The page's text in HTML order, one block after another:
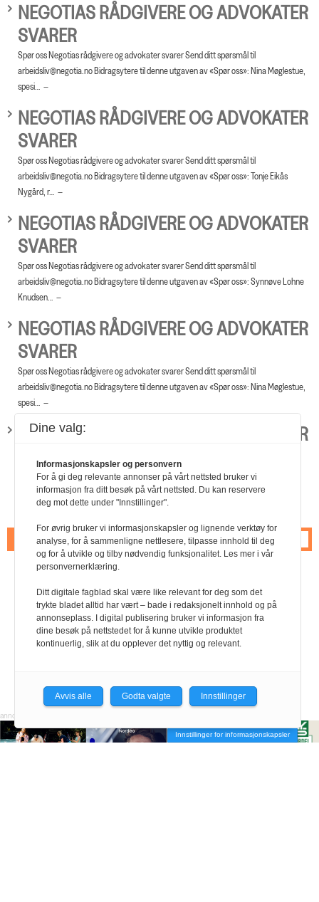
NEGOTIAS RÅDGIVERE OG ADVOKATER
SVARER
Spør oss Negotias rådgivere og advokater svarer Send ditt spørsmål til
arbeidsliv@negotia.no Bidragsytere til denne utgaven av «Spør oss»: Nina Møglestue,
spesi…
NEGOTIAS RÅDGIVERE OG ADVOKATER
SVARER
Spør oss Negotias rådgivere og advokater svarer Send ditt spørsmål til
arbeidsliv@negotia.no Bidragsytere til denne utgaven av «Spør oss»: Tonje Eikås
Nygård, r…
NEGOTIAS RÅDGIVERE OG ADVOKATER
SVARER
Spør oss Negotias rådgivere og advokater svarer Send ditt spørsmål til
arbeidsliv@negotia.no Bidragsytere til denne utgaven av «Spør oss»: Synnøve Lohne
Knudsen…
NEGOTIAS RÅDGIVERE OG ADVOKATER
SVARER
Spør oss Negotias rådgivere og advokater svarer Send ditt spørsmål til
arbeidsliv@negotia.no Bidragsytere til denne utgaven av «Spør oss»: Nina Møglestue,
spesi…
NEGOTIAS RÅDGIVERE OG ADVOKATER
SVARER
Spør oss Negotias rådgivere og advokater svarer Send ditt spørsmål til
arbeidsliv@negotia.no Bidragsytere til denne utgaven av «Spør oss»: Bjørg Anne
Rynning, a…
1 2 3 Neste
Innstillinger for informasjonskapsler
Dine valg:
Informasjonskapsler og personvern
For å gi deg relevante annonser på vårt nettsted bruker vi
informasjon fra ditt besøk på vårt nettsted. Du kan reservere
deg mot dette under "Innstillinger".
For øvrig bruker vi informasjonskapsler og lignende verktøy for
analyse, for å sammenligne nettlesere, tilpasse innhold til deg
og for å utvikle og tilby nødvendig funksjonalitet. Les mer i vår
personvernerklæring.
Ditt digitale fagblad skal være like relevant for deg som det
trykte bladet alltid har vært – bade i redaksjonelt innhold og på
annonseplass. I digital publisering bruker vi informasjon fra
dine besøk på nettstedet for å kunne utvikle produktet
kontinuerlig, slik at du opplever det nyttig og relevant.
Avvis alle Godta valgte Innstillinger